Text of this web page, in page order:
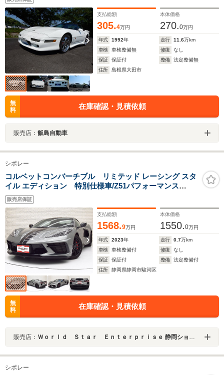
支払総額
305.4万円
本体価格
270.0万円
年式 1992年 走行 11.6万km
車検
車検整備無 修復
なし
保証
保証付 整備
法定整備無
住所
島根県大田市
無
料
在庫確認・見積依頼
販売店： 飯島自動車
シボレー
コルベットコンバーチブル リミテッド レーシング スタ
イル エディション 特別仕様車/Z51パフォーマンス
PKG/BOSE/エンジンサウンドエンハンスメント/カラーヘ
ッドアップD/Fリフトハイトアジャスター/マグネティック
セレクティブライドCTL/Bカメラ/F19R20inAW/レッドキ
ャリパー/電子制御LSD
販売店保証
支払総額
1568.9万円
本体価格
1550.0万円
年式 2023年 走行 0.7万km
車検
車検整備付 修復
なし
保証
保証付 整備
法定整備付
住所
静岡県静岡市駿河区
無
料
在庫確認・見積依頼
販売店： Ｗｏｒｌｄ Ｓｔａｒ Ｅｎｔｅｒｐｒｉｓｅ 静岡ショールーム
シボレー